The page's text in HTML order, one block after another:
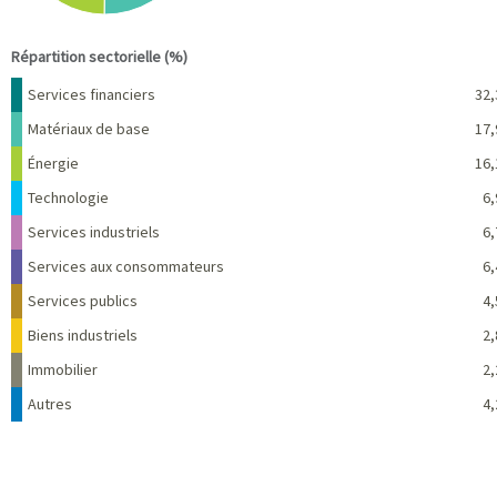
Répartition sectorielle (%)
Nom Pourcentage
Services financiers
Matériaux de base
Énergie
Technologie
Services industriels
Services aux consommateurs
Services publics
Biens industriels
Immobilier
Autres